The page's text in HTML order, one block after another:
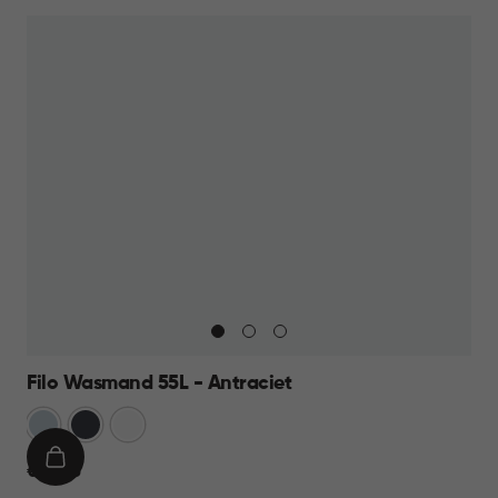
Filo Wasmand 55L - Antraciet
BlauwAntraciet
€
€ 21,95
IN